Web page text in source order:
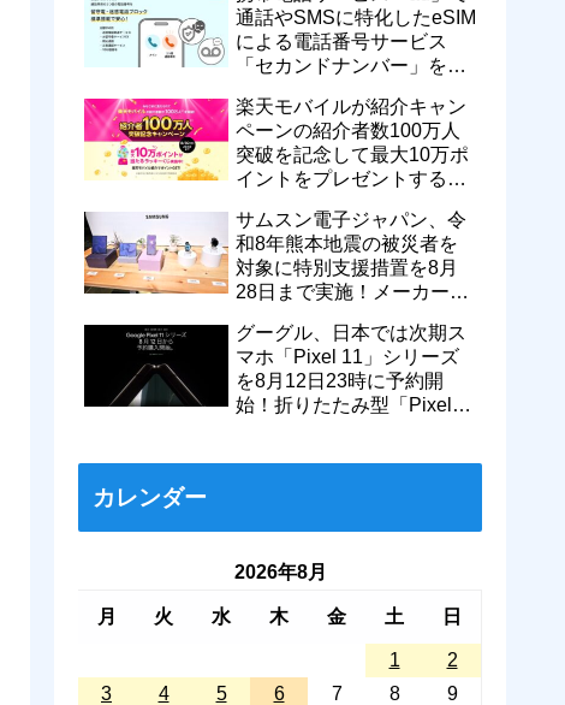
通話やSMSに特化したeSIM
による電話番号サービス
「セカンドナンバー」を提
番などに対応
楽天モバイルが紹介キャン
ペーンの紹介者数100万人
突破を記念して最大10万ポ
イントをプレゼントするキ
レなし
サムスン電子ジャパン、令
和8年熊本地震の被災者を
対象に特別支援措置を8月
28日まで実施！メーカー版
替機提供
グーグル、日本では次期ス
マホ「Pixel 11」シリーズ
を8月12日23時に予約開
始！折りたたみ型「Pixel
カレンダー
2026年8月
月 火 水 木 金 土 日
1
2
3
4 5 6 7 8 9